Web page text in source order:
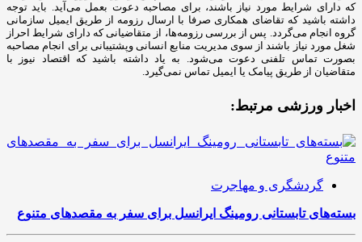
که دارای شرایط مورد نیاز باشند، برای مصاحبه دعوت بعمل می‌آید. باید توجه
داشته باشید که تقاضای همکاری صرفا با ارسال رزومه از طریق ایمیل سازمانی
گروه انجام می‌گردد. پس از بررسی رزومه‌ها، از متقاضیانی که دارای شرایط احراز
شغل مورد نیاز باشند از سوی مدیریت منابع انسانی وپشتیبانی برای انجام مصاحبه
بصورت تماس تلفنی دعوت می‌شود. به یاد داشته باشید که اقتصاد نیوز با
متقاضیان از طریق پیامک یا ایمیل تماس نمی‌گیرد.
اخبار ورزشی مرتبط:
گردشگری و مهاجرت
بسته‌های تابستانی رومینگ ایرانسل برای سفر به مقصدهای متنوع